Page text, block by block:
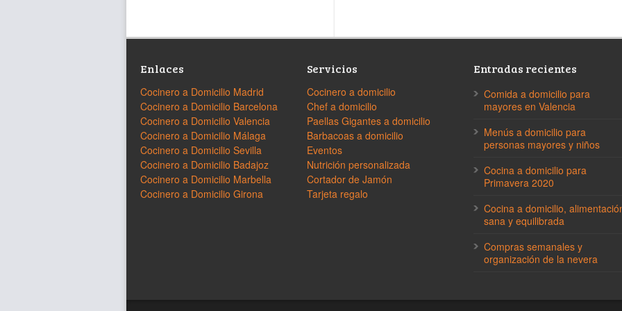
Enlaces
Cocinero a Domicilio Madrid
Cocinero a Domicilio Barcelona
Cocinero a Domicilio Valencia
Cocinero a Domicilio Málaga
Cocinero a Domicilio Sevilla
Cocinero a Domicilio Badajoz
Cocinero a Domicilio Marbella
Cocinero a Domicilio Girona
Servicios
Cocinero a domicilio
Chef a domicilio
Paellas Gigantes a domicilio
Barbacoas a domicilio
Eventos
Nutrición personalizada
Cortador de Jamón
Tarjeta regalo
Entradas recientes
Comida a domicilio para
mayores en Valencia
Menús a domicilio para
personas mayores y niños
Cocina a domicilio para
Primavera 2020
Cocina a domicilio,
sana y equilibrada
Compras semanales y
organización de la nevera